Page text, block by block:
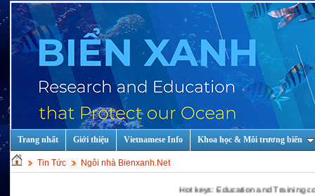
Trang nhất Giới thiệu Vietnamese Info Khoa học & Môi trương biển
Tin Tức Ngôi nhà Bienxanh.Net
Hot keys: Education and Training courses in